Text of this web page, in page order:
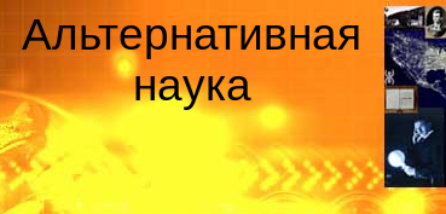
Альтернативная
наука